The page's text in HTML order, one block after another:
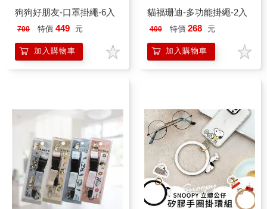
狗狗好朋友-口罩掛繩-6入
700 特價 449 元
加入購物車
貓福珊迪-多功能掛繩-2入
400 特價 268 元
加入購物車